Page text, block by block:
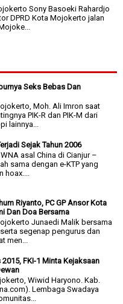
Sony Basoeki Rahardjo
DPRD Kota Mojokerto jalan
Seks Bebas Dan
Moh. Ali Imron saat
PIK-R dan PIK-M dari
lainnya...
Sejak Tahun 2006
asal China di Cianjur –
sama dengan e-KTP yang
hoax....
Riyanto, PC GP Ansor Kota
Dan Doa Bersama
Junaedi Malik bersama
segenap pengurus dan
men...
FKI-1 Minta Kejaksaan
Wiwid Haryono. Kab.
Lembaga Swadaya